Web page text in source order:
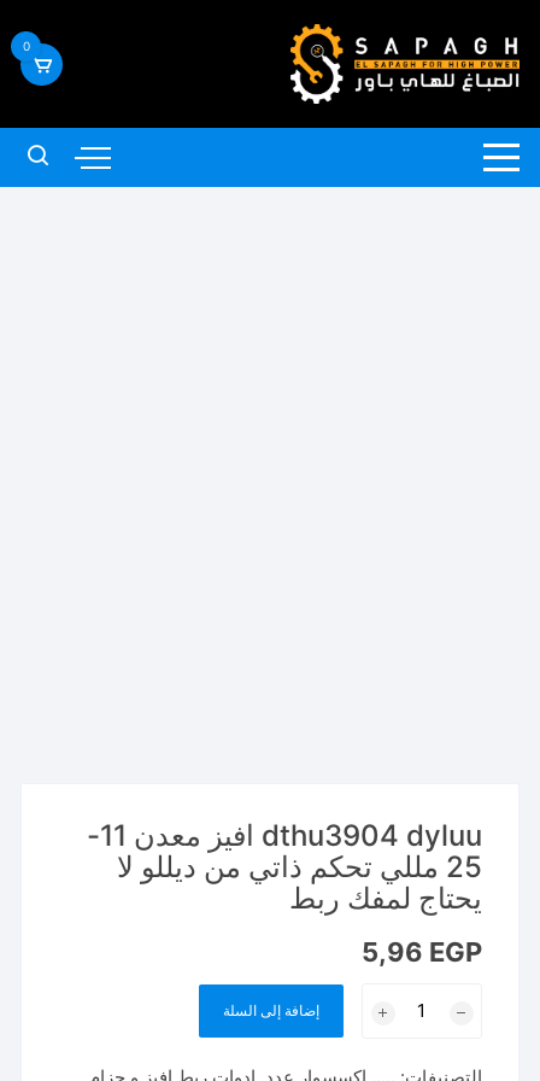
إلى
المحتوى
0
dthu3904 dyluu افيز معدن 11-
25 مللي تحكم ذاتي من ديللو لا
يحتاج لمفك ربط
5,96 EGP
dthu3904
إضافة إلى السلة